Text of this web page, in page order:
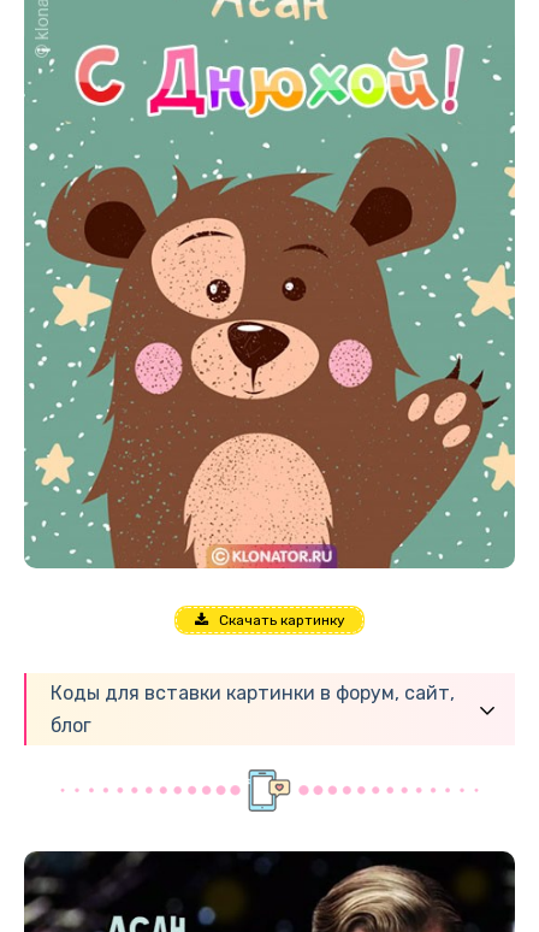
Скачать картинку
Коды для вставки картинки в форум, сайт,
блог